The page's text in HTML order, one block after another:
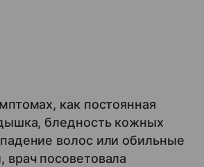
как постоянная
бледность кожных
волос или обильные
врач посоветовала